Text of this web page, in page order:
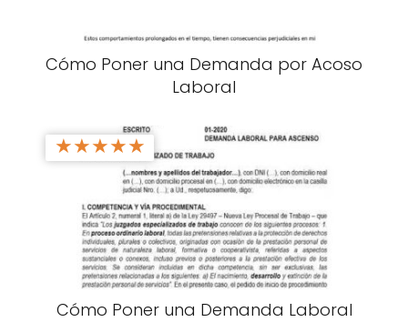
Cómo Poner una Demanda por Acoso
Laboral
★★★★★
Cómo Poner una Demanda Laboral